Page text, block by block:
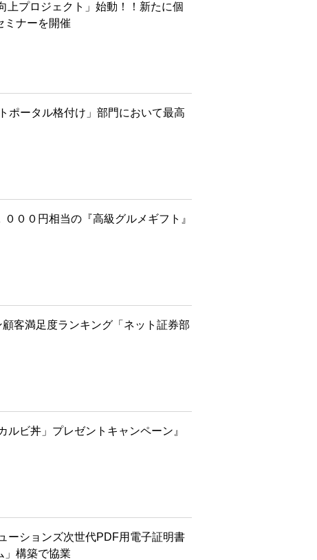
上プロジェクト」始動！！新たに個
ミナーを開催
ポータル格付け」部門において最高
００円相当の『高級グルメギフト』
客満足度ランキング「ネット証券部
ビ丼」プレゼントキャンペーン』
ーションズ次世代PDF用電子証明書
」構築で協業